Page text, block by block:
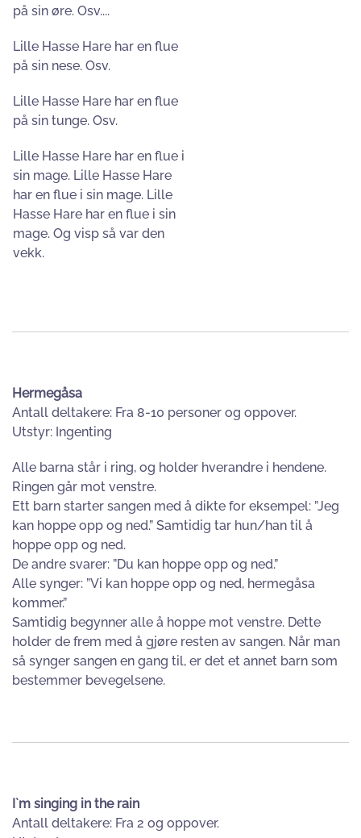
på sin øre. Osv....
Lille Hasse Hare har en flue
på sin nese. Osv.
Lille Hasse Hare har en flue
på sin tunge. Osv.
Lille Hasse Hare har en flue i
sin mage. Lille Hasse Hare
har en flue i sin mage. Lille
Hasse Hare har en flue i sin
mage. Og visp så var den
vekk.
Hermegåsa
Antall deltakere: Fra 8-10 personer og oppover.
Utstyr: Ingenting
Alle barna står i ring, og holder hverandre i hendene.
Ringen går mot venstre.
Ett barn starter sangen med å dikte for eksempel: ”Jeg
kan hoppe opp og ned.” Samtidig tar hun/han til å
hoppe opp og ned.
De andre svarer: ”Du kan hoppe opp og ned.”
Alle synger: ”Vi kan hoppe opp og ned, hermegåsa
kommer.”
Samtidig begynner alle å hoppe mot venstre. Dette
holder de frem med å gjøre resten av sangen. Når man
så synger sangen en gang til, er det et annet barn som
bestemmer bevegelsene.
I`m singing in the rain
Antall deltakere: Fra 2 og oppover.